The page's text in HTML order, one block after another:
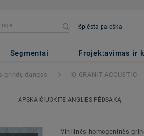
Išplėsta paieška
Segmentai Projektavimas ir
- Granit LIGHT
grindų dangos iQ GRANIT ACOUSTIC
APSKAIČIUOKITE ANGLIES PĖDSAKĄ
Vinilinės homogeninės